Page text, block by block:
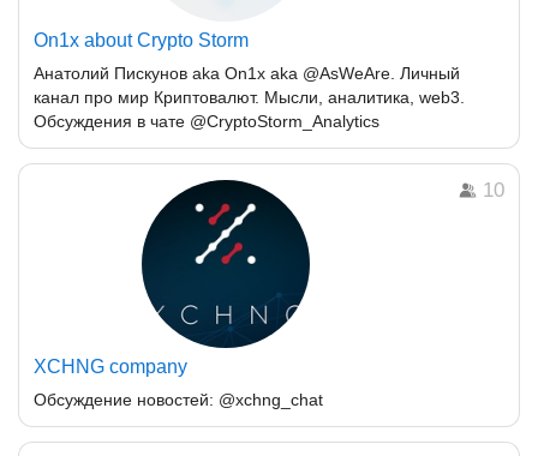
On1x about Crypto Storm
Анатолий Пискунов aka On1x aka @AsWeAre. Личный
канал про мир Криптовалют. Мысли, аналитика, web3.
Обсуждения в чате @CryptoStorm_Analytics
10
XCHNG company
Обсуждение новостей: @xchng_chat